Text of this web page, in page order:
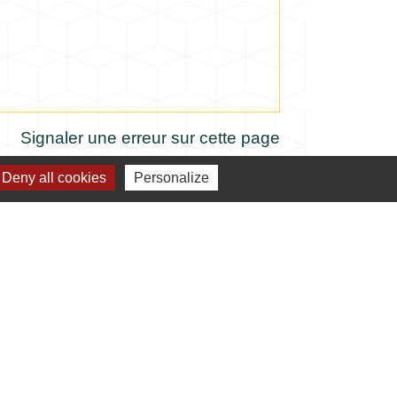
Signaler une erreur sur cette page
Deny all cookies Personalize